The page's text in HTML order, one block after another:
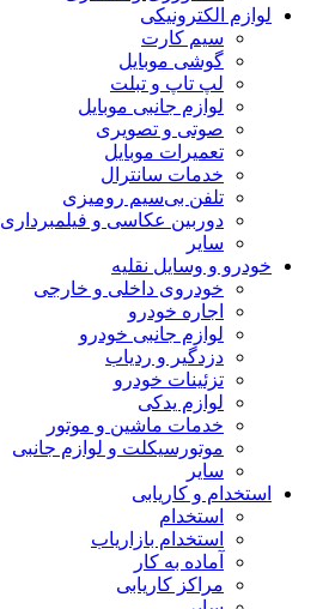
لوازم الکترونیکی
سیم کارت
گوشی موبایل
لپ تاپ و تبلت
لوازم جانبی موبایل
صوتی و تصویری
تعمیرات موبایل
خدمات سانترال
تلفن بی‌سیم رومیزی
دوربین عکاسی و فیلمبرداری
سایر
خودرو و وسایل نقلیه
خودروی داخلی و خارجی
اجاره خودرو
لوازم جانبی خودرو
دزدگیر و ردیاب
تزئینات خودرو
لوازم یدکی
خدمات ماشین و موتور
موتورسیکلت و لوازم جانبی
سایر
استخدام و کاریابی
استخدام
استخدام بازاریاب
آماده به کار
مراکز کاریابی